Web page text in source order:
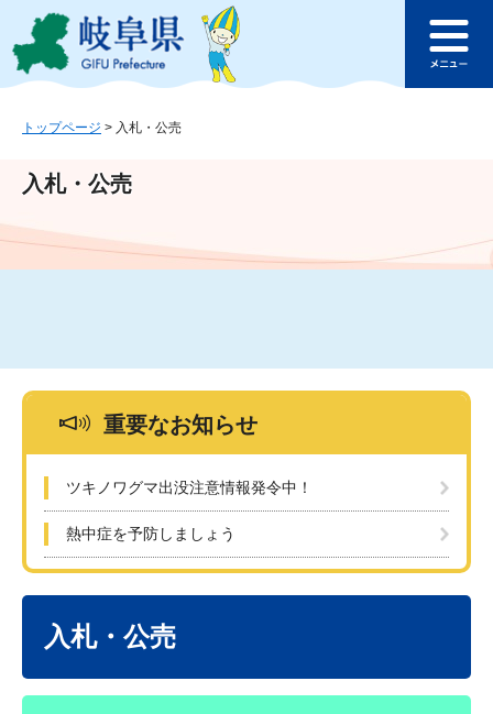
ジ
ュ
文
このページの本文へ
ュ
トップページ > 入札・公売
入札・公売
重要なお知らせ
ツキノワグマ出没注意情報発令中！
熱中症を予防しましょう
入札・公売